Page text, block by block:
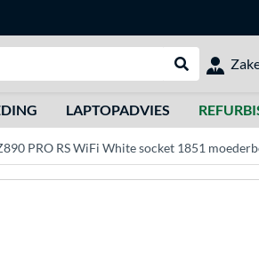
Webshop
LAPTOPADVIES
PRO RS WiFi White socket 1851